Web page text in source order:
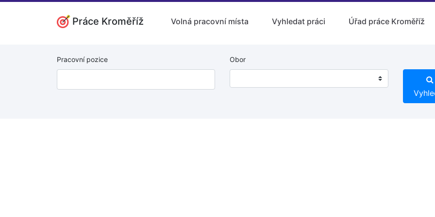
Práce Kroměříž Volná pracovní místa Vyhledat práci Úřad práce Kroměříž
Pracovní pozice Obor